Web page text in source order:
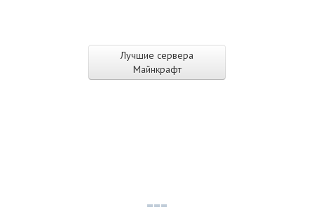
Лучшие сервера
Майнкрафт